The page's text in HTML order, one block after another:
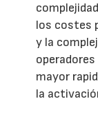
los costes
y la
mayor
la